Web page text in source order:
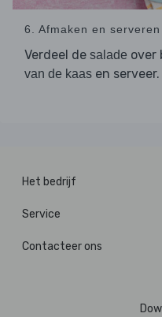
6. Afmaken en serveren
Verdeel de salade over
van de kaas en serveer.
Het bedrijf
Service
Contacteer ons